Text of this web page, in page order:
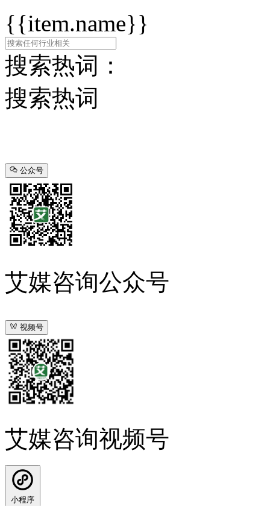
{{item.name}}
搜索热词：
搜索热词
公众号
艾媒咨询公众号
视频号
艾媒咨询视频号
小程序